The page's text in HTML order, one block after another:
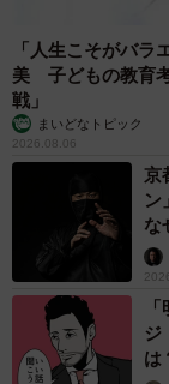
「人生こそがバ
美 子どもの教育
戦」
まいどなトピック
2026.08.06
京
ン
な
未
ジ
は